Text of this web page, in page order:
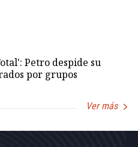
Petro despide su
por grupos
Ver más